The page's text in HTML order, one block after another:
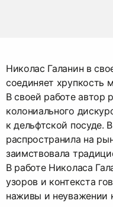
Николас Галанин в
соединяет хрупкость
В своей работе автор
колониального
к дельфтской посуде.
распространила на
заимствовала
В работе Николаса
узоров и контекста
наживы и неуважении